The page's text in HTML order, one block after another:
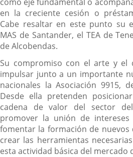
en la creciente cesión o
Cabe resaltar en este punto su
MAS de Santander, el TEA de
de Alcobendas.
Su compromiso con el arte y el
impulsar junto a un importante
nacionales la Asociación 9915,
Desde ella pretenden
cadena de valor del sector
promover la unión de
fomentar la formación de nuevos
crear las herramientas
esta actividad básica del mercado